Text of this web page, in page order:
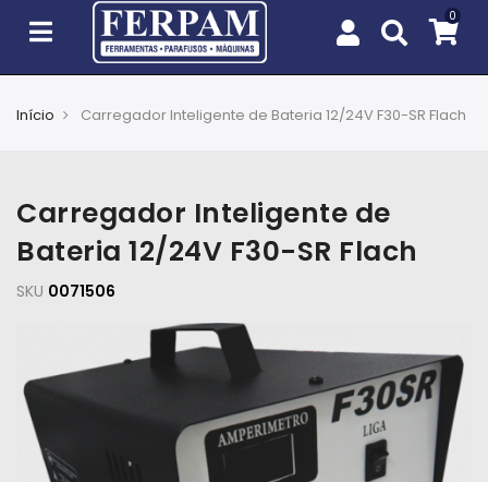
e
Jardim
EPIs
Cobertura
Ferramentas
e
Início Carregador Inteligente de Bateria 12/24V F30-SR Flach
Carregador Inteligente de
Bateria 12/24V F30-SR Flach
SKU 0071506